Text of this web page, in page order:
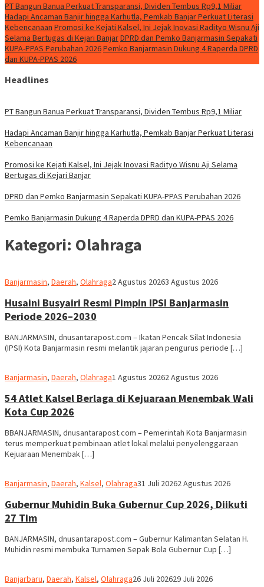
PT Bangun Banua Perkuat Transparansi, Dividen Tembus Rp9,1 Miliar
Hadapi Ancaman Banjir hingga Karhutla, Pemkab Banjar Perkuat Literasi
Kebencanaan Promosi ke Kejati Kalsel, Ini Jejak Inovasi Radityo Wisnu Aji
Selama Bertugas di Kejari BanjarDPRD dan Pemko Banjarmasin Sepakati
KUPA-PPAS Perubahan 2026Pemko Banjarmasin Dukung 4 Raperda DPRD
dan KUPA-PPAS 2026
Headlines
PT Bangun Banua Perkuat Transparansi, Dividen Tembus Rp9,1 Miliar
Hadapi Ancaman Banjir hingga Karhutla, Pemkab Banjar Perkuat Literasi
Kebencanaan
Promosi ke Kejati Kalsel, Ini Jejak Inovasi Radityo Wisnu Aji Selama
Bertugas di Kejari Banjar
DPRD dan Pemko Banjarmasin Sepakati KUPA-PPAS Perubahan 2026
Pemko Banjarmasin Dukung 4 Raperda DPRD dan KUPA-PPAS 2026
Kategori: Olahraga
Banjarmasin, Daerah, OlahragaRedaksi
2 Agustus 20263 Agustus 2026
Husaini Busyairi Resmi Pimpin IPSI Banjarmasin
Periode 2026–2030
BANJARMASIN, dnusantarapost.com – Ikatan Pencak Silat Indonesia
(IPSI) Kota Banjarmasin resmi melantik jajaran pengurus periode […]
Banjarmasin, Daerah, OlahragaRedaksi
1 Agustus 20262 Agustus 2026
54 Atlet Kalsel Berlaga di Kejuaraan Menembak Wali
Kota Cup 2026
BBANJARMASIN, dnusantarapost.com – Pemerintah Kota Banjarmasin
terus memperkuat pembinaan atlet lokal melalui penyelenggaraan
Kejuaraan Menembak […]
Banjarmasin, Daerah, Kalsel, OlahragaRedaksi
31 Juli 20262 Agustus 2026
Gubernur Muhidin Buka Gubernur Cup 2026, Diikuti
27 Tim
BANJARMASIN, dnusantarapost.com – Gubernur Kalimantan Selatan H.
Muhidin resmi membuka Turnamen Sepak Bola Gubernur Cup […]
Banjarbaru, Daerah, Kalsel, OlahragaRedaksi
26 Juli 202629 Juli 2026